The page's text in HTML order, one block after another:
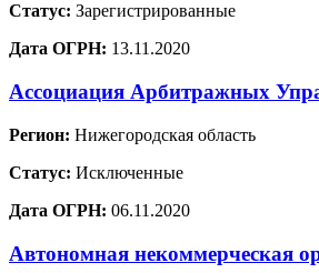
Статус: Зарегистрированные
Дата ОГРН: 13.11.2020
Ассоциация Арбитражных
Регион: Нижегородская область
Статус: Исключенные
Дата ОГРН: 06.11.2020
Автономная некоммерческая